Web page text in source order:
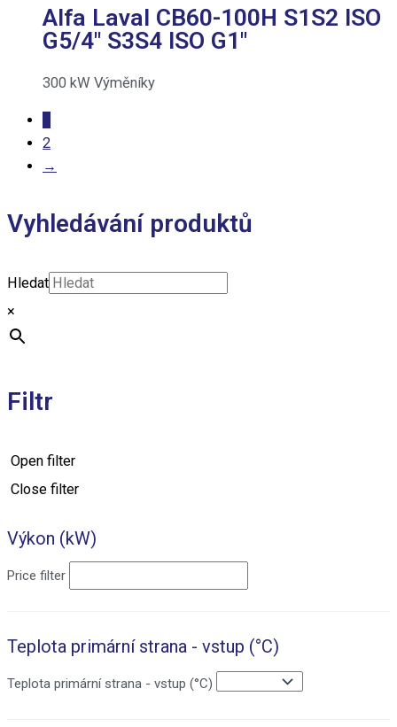
Alfa Laval CB60-100H S1S2 ISO
G5/4″ S3S4 ISO G1″
300 kW Výměníky
2
→
Vyhledávání produktů
Hledat
×
Filtr
Open filter
Close filter
Výkon (kW)
Price filter
Teplota primární strana - vstup (°C)
Teplota primární strana - vstup (°C)